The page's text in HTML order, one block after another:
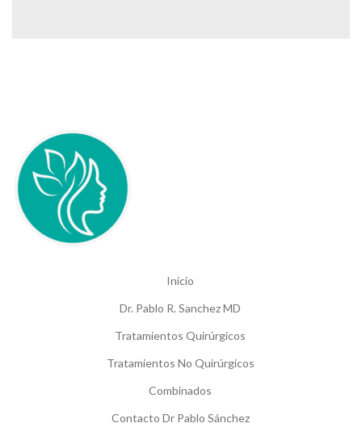
Inicio
Dr. Pablo R. Sanchez MD
Tratamientos Quirúrgicos
Tratamientos No Quirúrgicos
Combinados
Contacto Dr Pablo Sánchez